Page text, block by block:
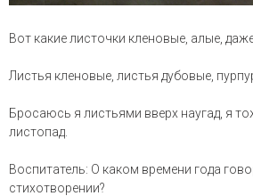
Вот какие листочки кленовые, алые,
Листья кленовые, листья дубовые,
Бросаюсь я листьями вверх наугад, я
листопад.
Воспитатель: О каком времени года
стихотворении?